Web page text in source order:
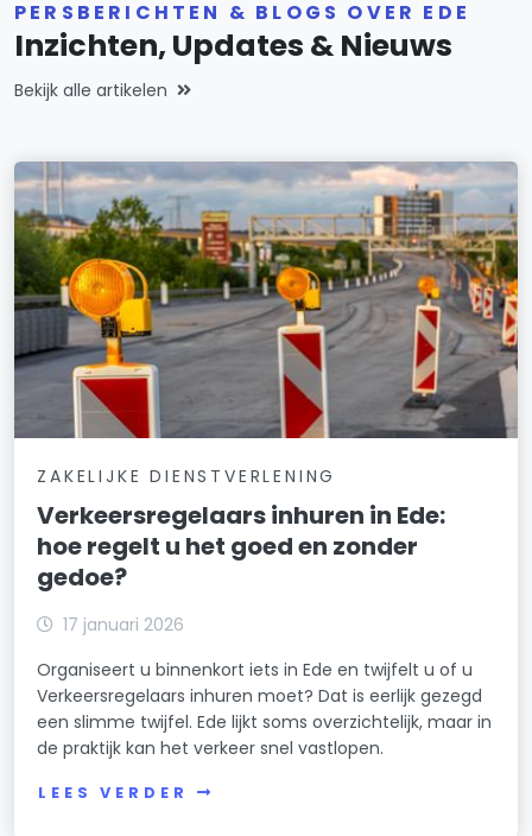
PERSBERICHTEN & BLOGS OVER EDE
Inzichten, Updates & Nieuws
Bekijk alle artikelen
ZAKELIJKE DIENSTVERLENING
Verkeersregelaars inhuren in Ede:
hoe regelt u het goed en zonder
gedoe?
17 januari 2026
Organiseert u binnenkort iets in Ede en twijfelt u of u
Verkeersregelaars inhuren moet? Dat is eerlijk gezegd
een slimme twijfel. Ede lijkt soms overzichtelijk, maar in
de praktijk kan het verkeer snel vastlopen.
LEES VERDER